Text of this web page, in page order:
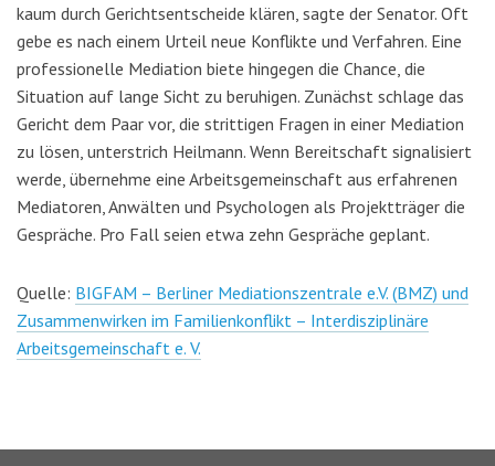
kaum durch Gerichtsentscheide klären, sagte der Senator. Oft
gebe es nach einem Urteil neue Konflikte und Verfahren. Eine
professionelle Mediation biete hingegen die Chance, die
Situation auf lange Sicht zu beruhigen. Zunächst schlage das
Gericht dem Paar vor, die strittigen Fragen in einer Mediation
zu lösen, unterstrich Heilmann. Wenn Bereitschaft signalisiert
werde, übernehme eine Arbeitsgemeinschaft aus erfahrenen
Mediatoren, Anwälten und Psychologen als Projektträger die
Gespräche. Pro Fall seien etwa zehn Gespräche geplant.
Quelle: BIGFAM – Berliner Mediationszentrale e.V. (BMZ) und
Zusammenwirken im Familienkonflikt – Interdisziplinäre
Arbeitsgemeinschaft e. V.